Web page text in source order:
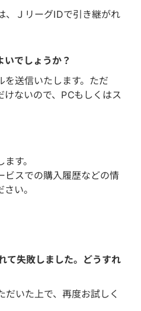
、ＪリーグIDで引き継がれ
でしょうか？
送信いたします。ただ
ないので、PCもしくはス
す。
ビスでの購入履歴などの情
い。
て失敗しました。どうすれ
いた上で、再度お試しく